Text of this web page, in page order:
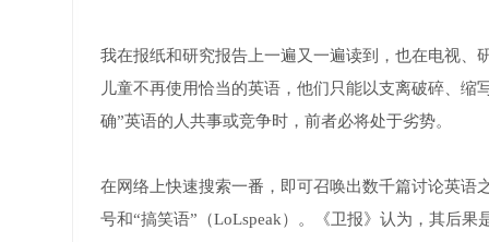
我在报纸和研究报告上一遍又一遍读到，也在电视、
儿童不再使用恰当的英语，他们只能以支离破碎、
确”英语的人共事或竞争时，前者必将处于劣势。
在网络上快速搜索一番，即可召唤出数千篇讨论英语
号和“搞笑语”（LoLspeak）。《卫报》认为，其后